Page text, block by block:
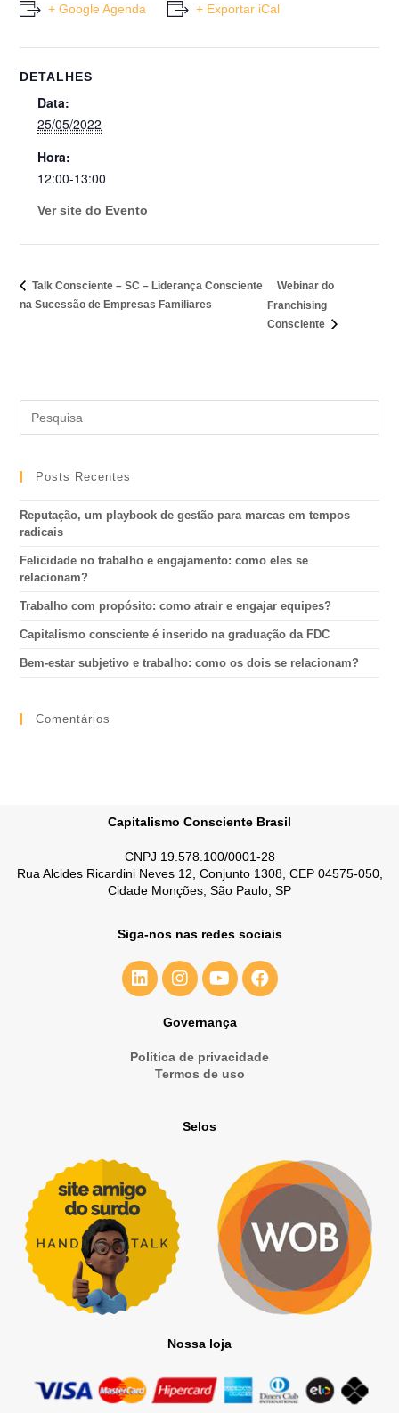
+ Google Agenda + Exportar iCal
DETALHES
Data:
25/05/2022
Hora:
12:00-13:00
Ver site do Evento
Talk Consciente – SC – Liderança Consciente
na Sucessão de Empresas Familiares
Webinar do
Franchising
Consciente
Posts Recentes
Reputação, um playbook de gestão para marcas em tempos
radicais
Felicidade no trabalho e engajamento: como eles se
relacionam?
Trabalho com propósito: como atrair e engajar equipes?
Capitalismo consciente é inserido na graduação da FDC
Bem-estar subjetivo e trabalho: como os dois se relacionam?
Comentários
Capitalismo Consciente Brasil
CNPJ 19.578.100/0001-28
Rua Alcides Ricardini Neves 12, Conjunto 1308, CEP 04575-050,
Cidade Monções, São Paulo, SP
Siga-nos nas redes sociais
Governança
Política de privacidade
Termos de uso
Selos
Nossa loja